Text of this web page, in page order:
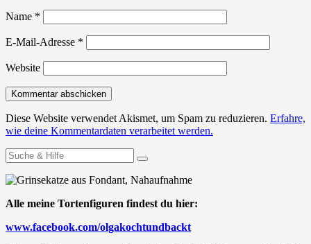
Name *
E-Mail-Adresse *
Website
Diese Website verwendet Akismet, um Spam zu reduzieren. Erfahre,
wie deine Kommentardaten verarbeitet werden.
Suchen
nach:
Alle meine Tortenfiguren findest du hier:
www.facebook.com/olgakochtundbackt